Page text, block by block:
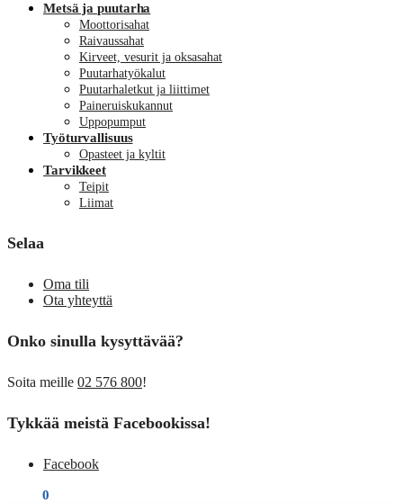
Metsä ja puutarha
Moottorisahat
Raivaussahat
Kirveet, vesurit ja oksasahat
Puutarhatyökalut
Puutarhaletkut ja liittimet
Paineruiskukannut
Uppopumput
Työturvallisuus
Opasteet ja kyltit
Tarvikkeet
Teipit
Liimat
Selaa
Oma tili
Ota yhteyttä
Onko sinulla kysyttävää?
Soita meille 02 576 800!
Tykkää meistä Facebookissa!
Facebook
0